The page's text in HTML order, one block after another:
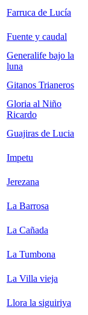
Farruca de Lucía
Fuente y caudal
Generalife bajo la
luna
Gitanos Trianeros
Gloria al Niño
Ricardo
Guajiras de Lucia
Impetu
Jerezana
La Barrosa
La Cañada
La Tumbona
La Villa vieja
Llora la siguiriya